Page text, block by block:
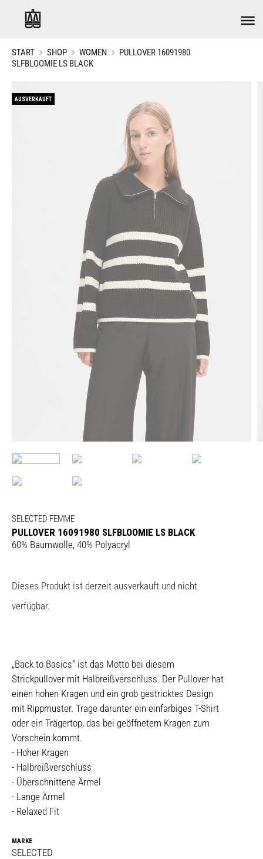
START SHOP WOMEN
PULLOVER 16091980
SLFBLOOMIE LS BLACK
AUSVERKAUFT
SELECTED FEMME
PULLOVER 16091980 SLFBLOOMIE LS BLACK
60% Baumwolle, 40% Polyacryl
Dieses Produkt ist derzeit ausverkauft und nicht
verfügbar.
„Back to Basics“ ist das Motto bei diesem
Strickpullover mit Halbreißverschluss. Der Pullover hat
einen hohen Kragen und ein grob gestricktes Design
mit Rippmuster. Trage darunter ein einfarbiges T-Shirt
oder ein Trägertop, das bei geöffnetem Kragen zum
Vorschein kommt.
- Hoher Kragen
- Halbreißverschluss
- Überschnittene Ärmel
- Lange Ärmel
- Relaxed Fit
MARKE
SELECTED